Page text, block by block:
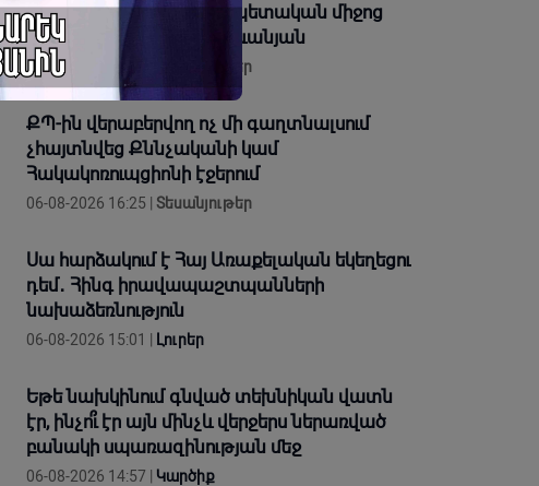
փոխում, բան չի տալիս, պետական միջոց
ինչի՞ ծառայեցվի. Վարդևանյան
06-08-2026 16:45 | Տեսանյութեր
ՔՊ-ին վերաբերվող ոչ մի գաղտնալսում
չհայտնվեց Քննչականի կամ
Հակակոռուպցիոնի էջերում
06-08-2026 16:25 | Տեսանյութեր
Սա հարձակում է Հայ Առաքելական եկեղեցու
դեմ․ Հինգ իրավապաշտպանների
նախաձեռնություն
06-08-2026 15:01 | Լուրեր
Եթե նախկինում գնված տեխնիկան վատն
էր, ինչո՞ւ էր այն մինչև վերջերս ներառված
բանակի սպառազինության մեջ
06-08-2026 14:57 | Կարծիք